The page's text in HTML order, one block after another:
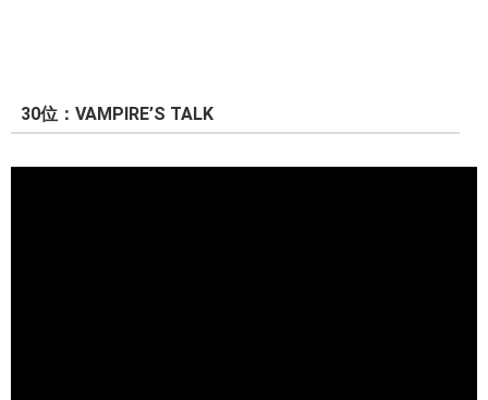
30位：VAMPIRE’S TALK